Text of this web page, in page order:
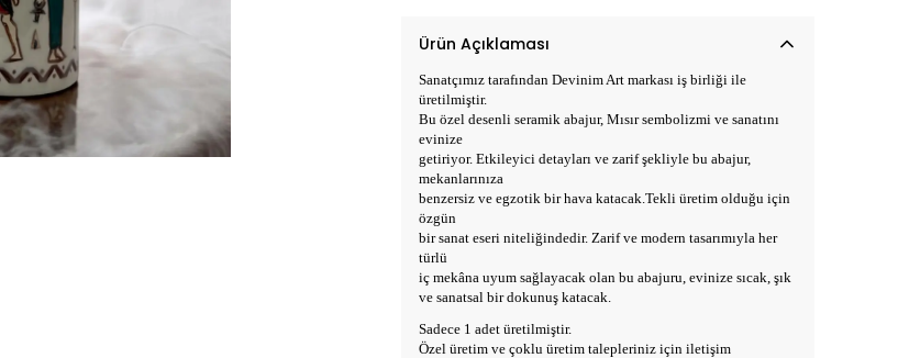
Ürün Açıklaması
Sanatçımız tarafından Devinim Art markası iş birliği ile
üretilmiştir.
Bu özel desenli seramik abajur, Mısır sembolizmi ve sanatını
evinize
getiriyor. Etkileyici detayları ve zarif şekliyle bu abajur,
mekanlarınıza
benzersiz ve egzotik bir hava katacak.Tekli üretim olduğu için
özgün
bir sanat eseri niteliğindedir. Zarif ve modern tasarımıyla her
türlü
iç mekâna uyum sağlayacak olan bu abajuru, evinize sıcak, şık
ve sanatsal bir dokunuş katacak.
Sadece 1 adet üretilmiştir.
Özel üretim ve çoklu üretim talepleriniz için iletişim